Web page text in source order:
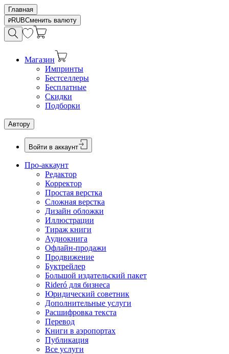
Главная
RUBСменить валюту
Магазин
Импринты
Бестселлеры
Бесплатные
Скидки
Подборки
Автору
Войти в аккаунт
Про-аккаунт
Редактор
Корректор
Простая верстка
Сложная верстка
Дизайн обложки
Иллюстрации
Тираж книги
Аудиокнига
Офлайн-продажи
Продвижение
Буктрейлер
Большой издательский пакет
Rideró для бизнеса
Юридический советник
Дополнительные услуги
Расшифровка текста
Перевод
Книги в аэропортах
Публикация
Все услуги